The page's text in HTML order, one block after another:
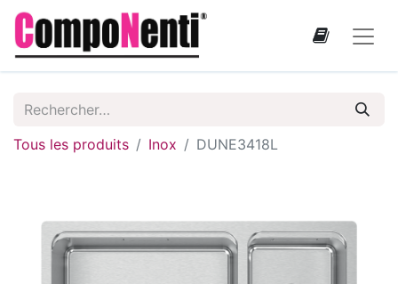
Tous les produits Inox DUNE3418L